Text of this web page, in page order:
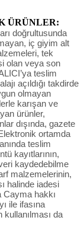
ÜRÜNLER:
doğrultusunda
iç giyim alt
tek
olan veya son
teslim
açıldığı takdirde
olmayan
karışan ve
ürünler,
dışında, gazete
ortamda
teslim
kayıtlarının,
kaydedebilme
malzemelerinin,
halinde iadesi
Cayma hakkı
ile ifasına
da